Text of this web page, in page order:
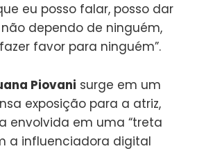
eu posso falar, posso dar
dependo de ninguém,
favor para ninguém”.
Piovani surge em um
exposição para a atriz,
envolvida em uma “treta
a influenciadora digital